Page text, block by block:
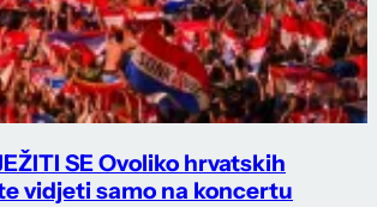
SE Ovoliko hrvatskih
vidjeti samo na koncertu